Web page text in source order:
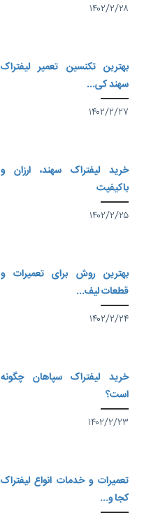
۱۴۰۲/۲/۲۸
بهترین تکنسین تعمیر لیفتراک
سهند کی...
۱۴۰۲/۲/۲۷
خرید لیفتراک سهند، ارزان و
باکیفیت
۱۴۰۲/۲/۲۵
بهترین روش برای تعمیرات و
قطعات لیف...
۱۴۰۲/۲/۲۴
خرید لیفتراک سپاهان چگونه
است؟
۱۴۰۲/۲/۲۳
تعمیرات و خدمات انواع لیفتراک
کجا و...